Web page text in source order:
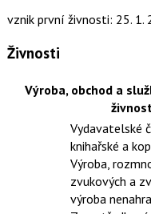
vznik první živnosti: 25. 1.
Živnosti
Výroba, obchod a
Vydavatelské
knihařské a
Výroba,
zvukových a
výroba